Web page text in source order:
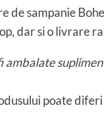
de sampanie
dar si o livrare
poate